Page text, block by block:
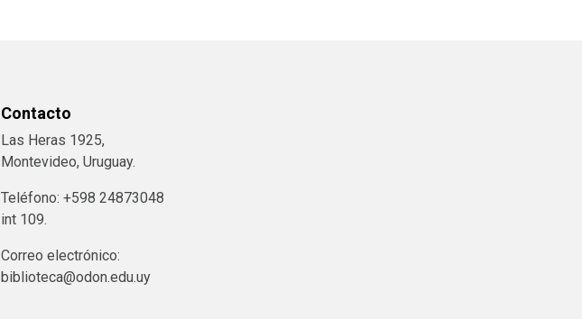
Contacto
Las Heras 1925,
Montevideo, Uruguay.
Teléfono: +598 24873048
int 109.
Correo electrónico:
biblioteca@odon.edu.uy